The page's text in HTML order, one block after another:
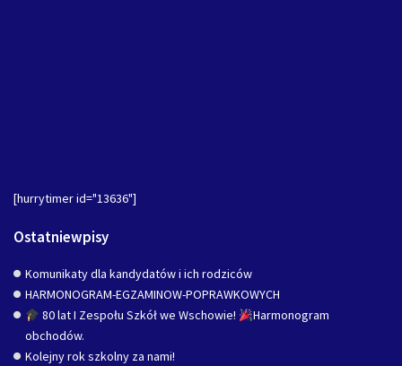
[hurrytimer id="13636"]
Ostatniewpisy
Komunikaty dla kandydatów i ich rodziców
HARMONOGRAM-EGZAMINOW-POPRAWKOWYCH
80 lat I Zespołu Szkół we Wschowie!
Harmonogram
obchodów.
Kolejny rok szkolny za nami!